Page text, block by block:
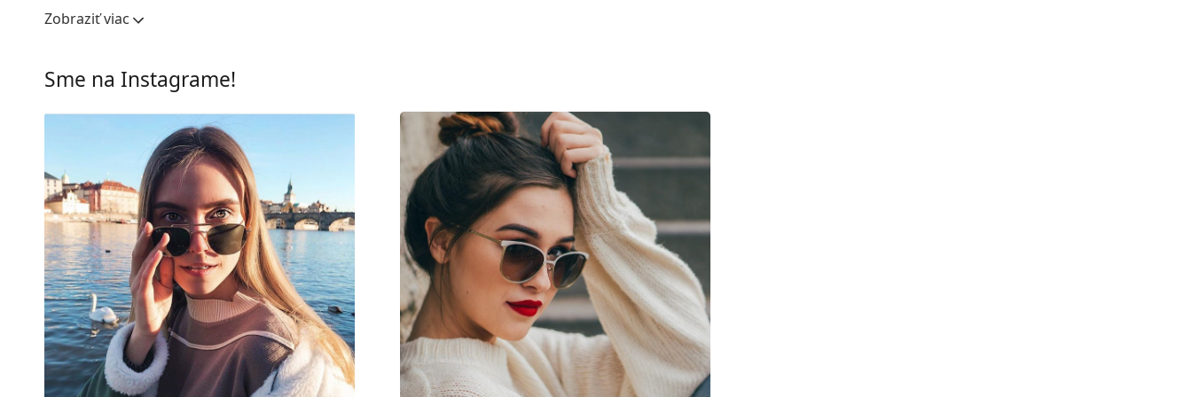
Šírka očnice:
55 mm
Rám
Materiál rámov:
Plast
Veľkosť:
L
Šírka:
143 mm
Dĺžka stranice:
140 mm
Šírka mostíka:
22 mm
Hmotnosť:
125 g
Nastaviteľné sedielka:
Nie
Flexi pánt:
Áno
Zobraziť viac
Sme na Instagrame!